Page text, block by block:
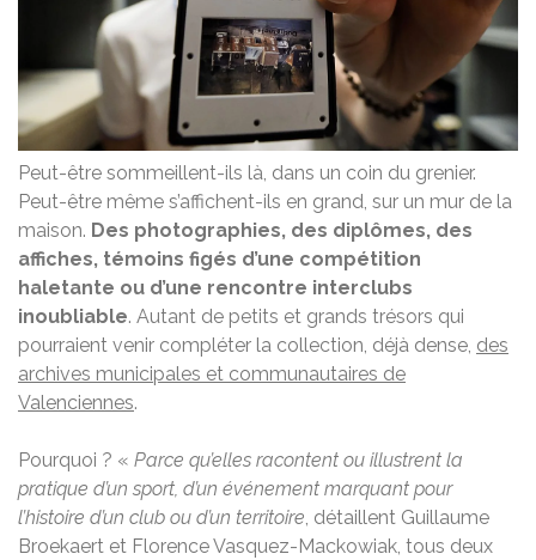
Peut-être sommeillent-ils là, dans un coin du grenier.
Peut-être même s’affichent-ils en grand, sur un mur de la
maison. Des photographies, des diplômes, des
affiches, témoins figés d’une compétition
haletante ou d’une rencontre interclubs
inoubliable. Autant de petits et grands trésors qui
pourraient venir compléter la collection, déjà dense, des
archives municipales et communautaires de
Valenciennes.
Pourquoi ? « Parce qu’elles racontent ou illustrent la
pratique d’un sport, d’un événement marquant pour
l’histoire d’un club ou d’un territoire , détaillent Guillaume
Broekaert et Florence Vasquez-Mackowiak, tous deux